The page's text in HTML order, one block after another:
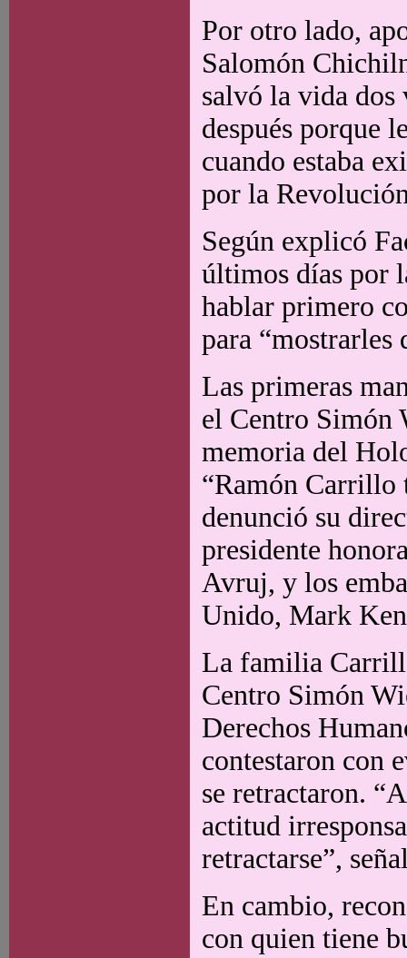
Por otro lado,
Salomón
salvó la vida dos
después porque
cuando estaba
por la
Según explicó
últimos días por
hablar primero
para “mostrarles
Las primeras
el Centro Simón
memoria del
“Ramón Carrillo
denunció su
presidente
Avruj, y los
Unido, Mark
La familia
Centro Simón
Derechos
contestaron con
se retractaron.
actitud
retractarse”,
En cambio,
con quien tiene